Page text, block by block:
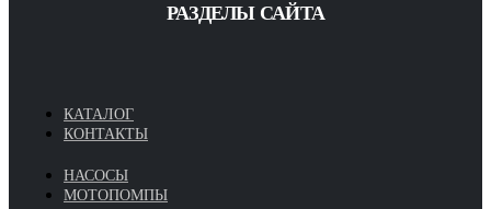
РАЗДЕЛЫ САЙТА
КАТАЛОГ
КОНТАКТЫ
НАСОСЫ
МОТОПОМПЫ